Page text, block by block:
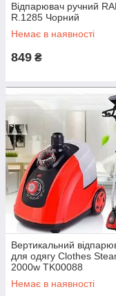
Відпарювач ручний
R.1285 Чорний
Немає в наявності
849 ₴
Вертикальний
для одягу Clothes
2000w TK00088
Немає в наявності